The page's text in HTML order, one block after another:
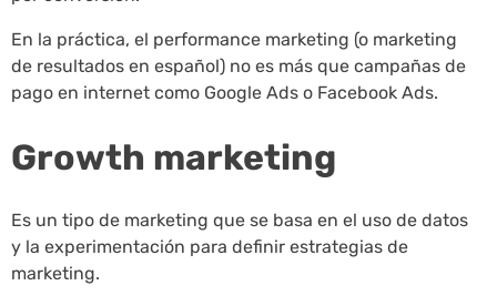
En la práctica, el performance marketing (o marketing
de resultados en español) no es más que campañas de
pago en internet como Google Ads o Facebook Ads.
Growth marketing
Es un tipo de marketing que se basa en el uso de datos
y la experimentación para definir estrategias de
marketing.